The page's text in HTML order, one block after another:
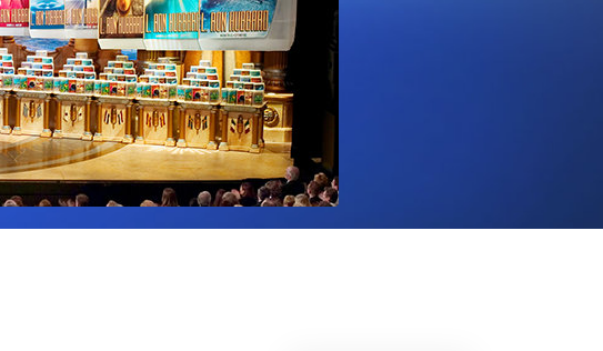
Barn
Verktyg för arbetslivet
Etik och tillstånden
Orsaken till undertryckande
Undersökningar